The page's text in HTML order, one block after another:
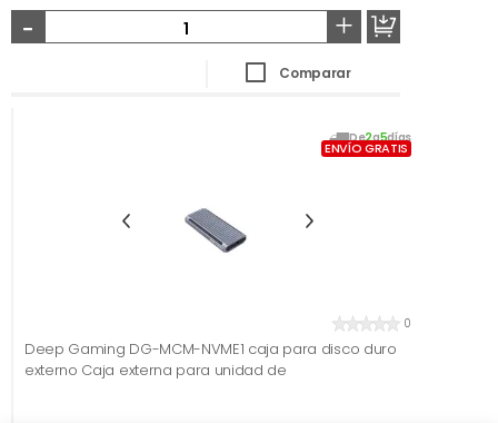
- +
Comparar
De2a5días
ENVÍO GRATIS
0
Deep Gaming DG-MCM-NVME1 caja para disco duro
externo Caja externa para unidad de